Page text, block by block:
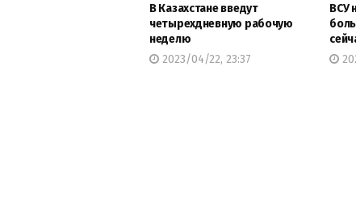
В Казахстане введут
четырехдневную рабочую
неделю
2023/04/22, 23:37
ВСУ